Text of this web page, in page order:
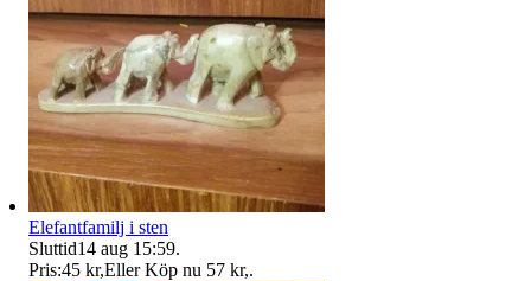
Elefantfamilj i sten
Sluttid14 aug 15:59.
Pris:45 kr,Eller Köp nu 57 kr,.